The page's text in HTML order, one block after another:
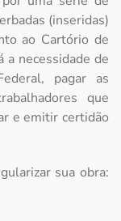
(inseridas)
ao Cartório de
necessidade de
pagar as
que
e emitir certidão
sua obra: